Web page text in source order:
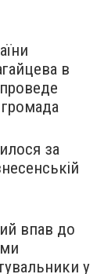
в
за
впав до
у